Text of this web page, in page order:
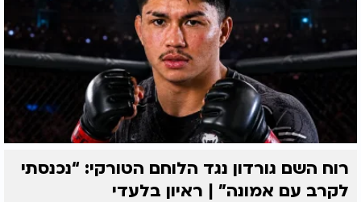
רוח השם גורדון נגד הלוחם הטורקי: “נכנסתי
לקרב עם אמונה” | ראיון בלעדי